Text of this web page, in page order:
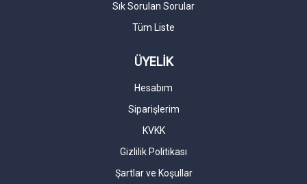
Sık Sorulan Sorular
Tüm Liste
ÜYELİK
Hesabım
Siparişlerim
KVKK
Gizlilik Politikası
Şartlar ve Koşullar